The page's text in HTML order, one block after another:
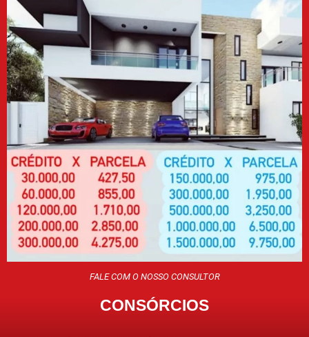
FALE COM O NOSSO CONSULTOR
CONSÓRCIOS